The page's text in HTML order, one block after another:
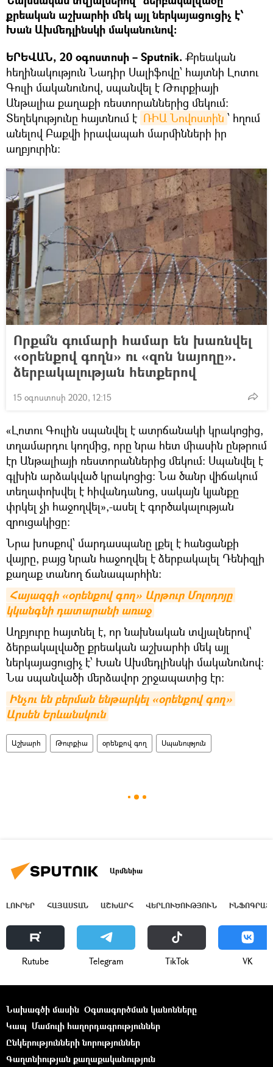
քրեական աշխարհի մեկ այլ ներկայացուցիչ է՝
Խան Ախմեդլինսկի մականունով։
ԵՐԵՎԱՆ, 20 օգոստոսի – Sputnik. Քրեական
հեղինակություն Նադիր Սալիֆովը՝ հայտնի Լոտու
Գուլի մականունով, սպանվել է Թուրքիայի
Անթալիա քաղաքի ռեստորաններից մեկում։
Տեղեկությունը հայտնում է ՌԻԱ Նովոստին ՝ հղում
անելով Բաքվի իրավապահ մարմինների իր
աղբյուրին։
Որքա՞ն գումարի համար են խառնվել
«օրենքով գողն» ու «զոն նայողը».
ձերբակալության հետքերով
15 օգոստոսի 2020, 12:15
«Լոտու Գուլին սպանվել է ատրճանակի կրակոցից,
տղամարդու կողմից, որը նրա հետ միասին ընթրում
էր Անթալիայի ռեստորաններից մեկում։ Սպանվել է
գլխին արձակված կրակոցից։ Նա ծանր վիճակում
տեղափոխվել է հիվանդանոց, սակայն կյանքը
փրկել չի հաջողվել»,-ասել է գործակալության
զրուցակիցը։
Նրա խոսքով՝ մարդասպանը լքել է հանցանքի
վայրը, բայց նրան հաջողվել է ձերբակալել Դենիզլի
քաղաք տանող ճանապարհին։
Հայազգի «օրենքով գող» Արթուր Մոլոդոյը
կկանգնի դատարանի առաջ
Աղբյուրը հայտնել է, որ նախնական տվյալներով՝
ձերբակալվածը քրեական աշխարհի մեկ այլ
ներկայացուցիչ է՝ Խան Ախմեդլինսկի մականունով։
Նա սպանվածի մերձավոր շրջապատից էր։
Ինչու են բերման ենթարկել «օրենքով գող»
Արսեն Երևանսկուն
Աշխարհ Թուրքիա օրենքով գող Սպանություն
Արմենիա
ԼՈՒՐԵՐ ՀԱՅԱՍՏԱՆ ԱՇԽԱՐՀ ՎԵՐԼՈՒԾՈՒԹՅՈՒՆ
Rutube Telegram ТikТоk VK
Նախագծի մասին Օգտագործման կանոնները
Կապ Մամուլի հաղորդագրություններ
Ընկերությունների նորություններ
Գաղտնիության քաղաքականություն